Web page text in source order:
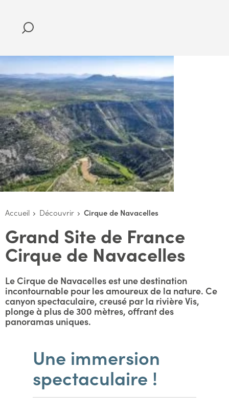
Accueil Découvrir Cirque de Navacelles
Grand Site de France
Cirque de Navacelles
Le Cirque de Navacelles est une destination
incontournable pour les amoureux de la nature. Ce
canyon spectaculaire, creusé par la rivière Vis,
plonge à plus de 300 mètres, offrant des
panoramas uniques.
Une immersion
spectaculaire !